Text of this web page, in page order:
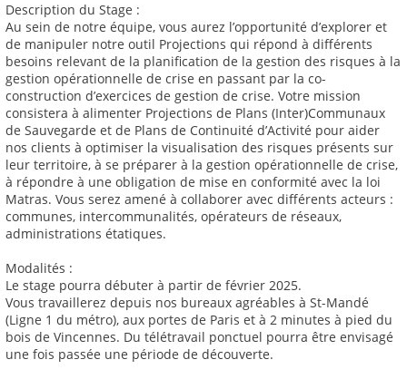
Description du Stage :
Au sein de notre équipe, vous aurez l’opportunité d’explorer et
de manipuler notre outil Projections qui répond à différents
besoins relevant de la planification de la gestion des risques à la
gestion opérationnelle de crise en passant par la co-
construction d’exercices de gestion de crise. Votre mission
consistera à alimenter Projections de Plans (Inter)Communaux
de Sauvegarde et de Plans de Continuité d’Activité pour aider
nos clients à optimiser la visualisation des risques présents sur
leur territoire, à se préparer à la gestion opérationnelle de crise,
à répondre à une obligation de mise en conformité avec la loi
Matras. Vous serez amené à collaborer avec différents acteurs :
communes, intercommunalités, opérateurs de réseaux,
administrations étatiques.
Modalités :
Le stage pourra débuter à partir de février 2025.
Vous travaillerez depuis nos bureaux agréables à St-Mandé
(Ligne 1 du métro), aux portes de Paris et à 2 minutes à pied du
bois de Vincennes. Du télétravail ponctuel pourra être envisagé
une fois passée une période de découverte.